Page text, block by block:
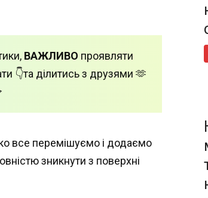
ВАЖЛИВО проявляти
👇та ділитись з друзями 🫶
все перемішуємо і додаємо
зникнути з поверхні